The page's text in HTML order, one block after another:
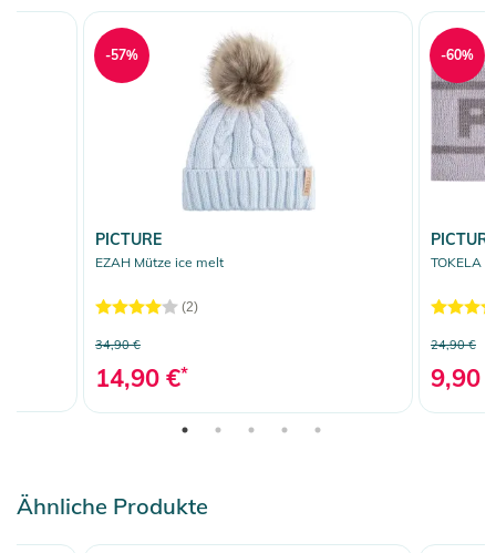
PICTURE
EZAH Mütze ice melt
(2)
34,90 €
14,90 €*
-57%
PICTURE
TOKELA
24,90 €
9,90
-60%
Ähnliche Produkte